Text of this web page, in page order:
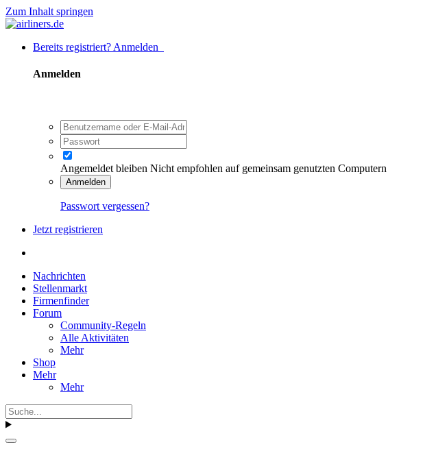
Zum Inhalt springen
Bereits registriert? Anmelden
Anmelden
Angemeldet bleiben Nicht empfohlen auf gemeinsam genutzten Computern
Anmelden
Passwort vergessen?
Jetzt registrieren
Nachrichten
Stellenmarkt
Firmenfinder
Forum
Community-Regeln
Alle Aktivitäten
Mehr
Shop
Mehr
Mehr